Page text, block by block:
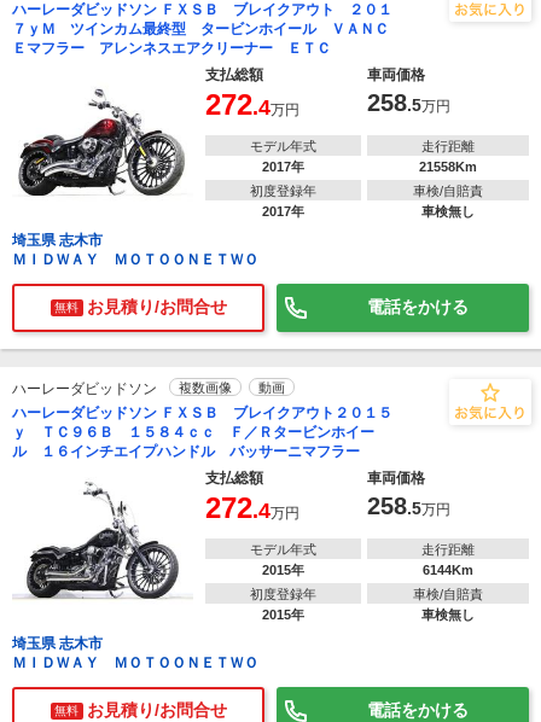
ハーレーダビッドソン ＦＸＳＢ ブレイクアウト ２０１
７ｙＭ ツインカム最終型 タービンホイール ＶＡＮＣ
Ｅマフラー アレンネスエアクリーナー ＥＴＣ
支払総額
車両価格
272.4万円 258.5万円
モデル年式
2017年
走行距離
21558Km
初度登録年
2017年
車検/自賠責
車検無し
埼玉県 志木市
ＭＩＤＷＡＹ ＭＯＴＯＯＮＥＴＷＯ
無料 お見積り/お問合せ 電話をかける
ハーレーダビッドソン 複数画像 動画
ハーレーダビッドソン ＦＸＳＢ ブレイクアウト２０１５
ｙ ＴＣ９６Ｂ １５８４ｃｃ Ｆ／Ｒタービンホイー
ル １６インチエイプハンドル バッサーニマフラー
支払総額
車両価格
272.4万円 258.5万円
モデル年式
2015年
走行距離
6144Km
初度登録年
2015年
車検/自賠責
車検無し
埼玉県 志木市
ＭＩＤＷＡＹ ＭＯＴＯＯＮＥＴＷＯ
無料 お見積り/お問合せ 電話をかける